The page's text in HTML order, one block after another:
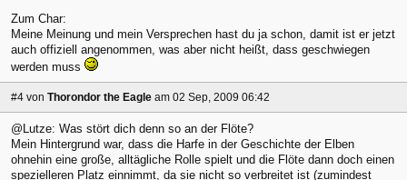
Zum Char:
Meine Meinung und mein Versprechen hast du ja schon, damit ist er jetzt
auch offiziell angenommen, was aber nicht heißt, dass geschwiegen
werden muss
#4 von Thorondor the Eagle am 02 Sep, 2009 06:42
@Lutze: Was stört dich denn so an der Flöte?
Mein Hintergrund war, dass die Harfe in der Geschichte der Elben
ohnehin eine große, alltägliche Rolle spielt und die Flöte dann doch einen
spezielleren Platz einnimmt, da sie nicht so verbreitet ist (zumindest